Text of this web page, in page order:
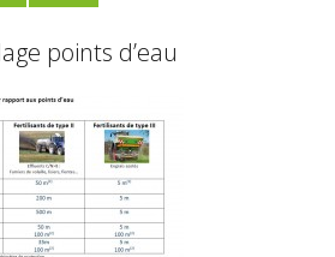
points d’eau